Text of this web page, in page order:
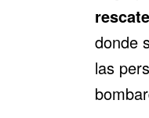
rescate
donde
las